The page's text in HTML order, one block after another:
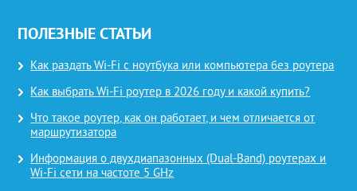
ПОЛЕЗНЫЕ СТАТЬИ
Как раздать Wi-Fi с ноутбука или компьютера без роутера
Как выбрать Wi-Fi роутер в 2026 году и какой купить?
Что такое роутер, как он работает, и чем отличается от
маршрутизатора
Информация о двухдиапазонных (Dual-Band) роутерах и
Wi-Fi сети на частоте 5 GHz